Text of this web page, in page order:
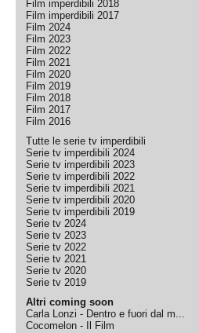
Film imperdibili 2018
Film imperdibili 2017
Film 2024
Film 2023
Film 2022
Film 2021
Film 2020
Film 2019
Film 2018
Film 2017
Film 2016
Tutte le serie tv imperdibili
Serie tv imperdibili 2024
Serie tv imperdibili 2023
Serie tv imperdibili 2022
Serie tv imperdibili 2021
Serie tv imperdibili 2020
Serie tv imperdibili 2019
Serie tv 2024
Serie tv 2023
Serie tv 2022
Serie tv 2021
Serie tv 2020
Serie tv 2019
Altri coming soon
Carla Lonzi - Dentro e fuori dal m...
Cocomelon - Il Film